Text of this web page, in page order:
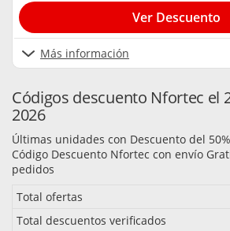
Más información
Ver Descuento
Códigos descuento Nfortec el
2026
Últimas unidades con Descuento del
Código Descuento Nfortec con envío
pedidos
Total ofertas
Total descuentos verificados